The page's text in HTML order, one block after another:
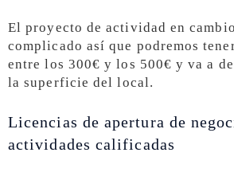
El proyecto de actividad en
complicado así que podremos
entre los 300€ y los 500€ y va a
la superficie del local.
Licencias de apertura de
actividades calificadas